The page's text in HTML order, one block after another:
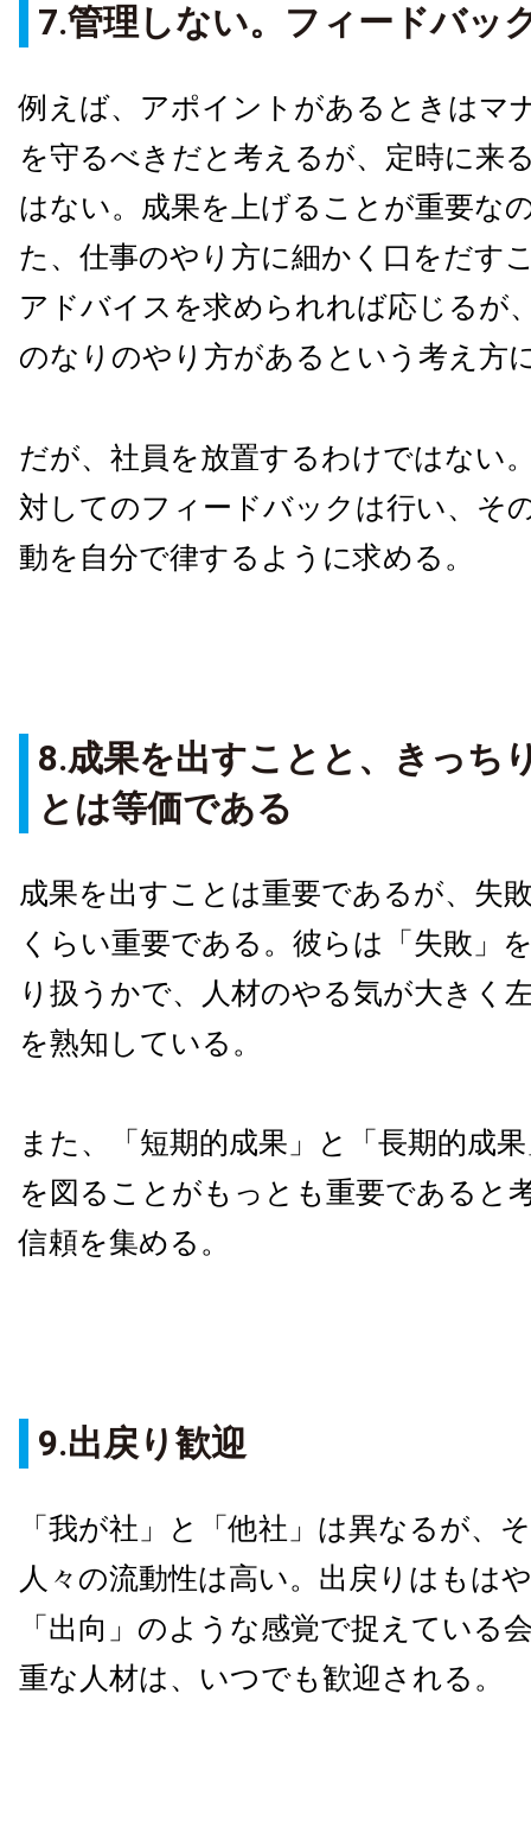
7.管理しない。フィードバッ
例えば、アポイントがあるときはマ
を守るべきだと考えるが、定時に来
はない。成果を上げることが重要な
た、仕事のやり方に細かく口をだす
アドバイスを求められれば応じるが
のなりのやり方があるという考え方
だが、社員を放置するわけではない
対してのフィードバックは行い、そ
動を自分で律するように求める。
8.成果を出すことと、きっち
とは等価である
成果を出すことは重要であるが、失
くらい重要である。彼らは「失敗」
り扱うかで、人材のやる気が大きく
を熟知している。
また、「短期的成果」と「長期的成
を図ることがもっとも重要であると
信頼を集める。
9.出戻り歓迎
「我が社」と「他社」は異なるが、
人々の流動性は高い。出戻りはもは
「出向」のような感覚で捉えている
重な人材は、いつでも歓迎される。